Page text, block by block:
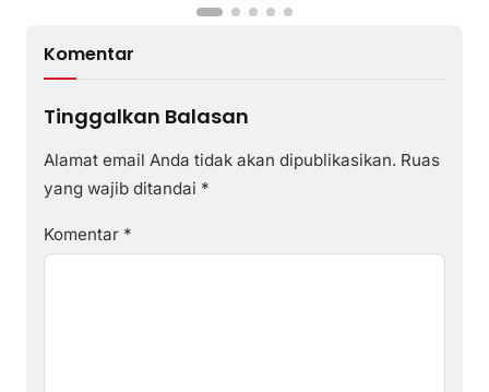
Komentar
Tinggalkan Balasan
Alamat email Anda tidak akan dipublikasikan. Ruas
yang wajib ditandai *
Komentar *